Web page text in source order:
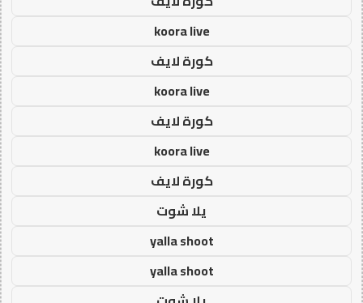
koora live
كورة لايف
koora live
كورة لايف
koora live
كورة لايف
يلا شوت
yalla shoot
yalla shoot